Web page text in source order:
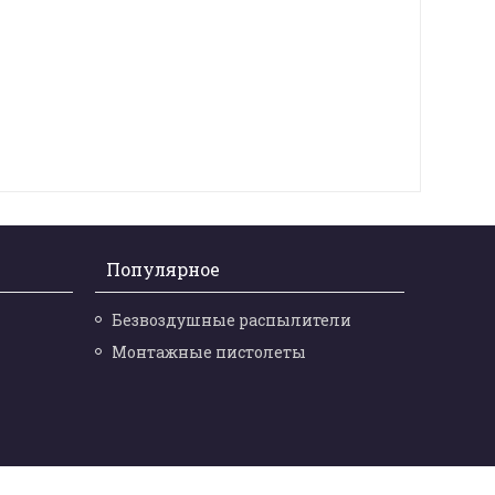
Популярное
Безвоздушные распылители
Монтажные пистолеты